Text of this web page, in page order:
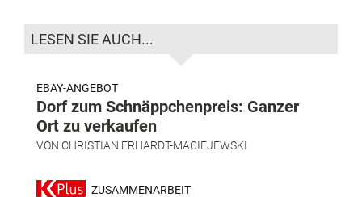
LESEN SIE AUCH...
EBAY-ANGEBOT
Dorf zum Schnäppchenpreis: Ganzer
Ort zu verkaufen
VON CHRISTIAN ERHARDT-MACIEJEWSKI
ZUSAMMENARBEIT